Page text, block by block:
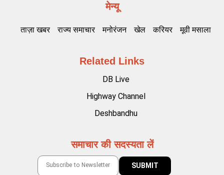
मेन्यू
ताज़ा खबर राज्य समाचार मनोरंजन खेल करियर मूवी मसाला
Related Links
DB Live
Highway Channel
Deshbandhu
समाचार की सदस्यता लें